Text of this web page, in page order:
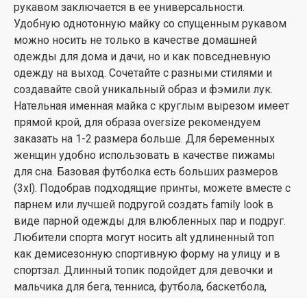
рукавом заключается в ее универсальности.
Удобную однотонную майку со спущенным рукавом
можно носить не только в качестве домашней
одежды для дома и дачи, но и как повседневную
одежду на выход. Сочетайте с разными стилями и
создавайте свой уникальный образ и фэмили лук.
Нательная именная майка с круглым вырезом имеет
прямой крой, для образа oversize рекомендуем
заказать на 1-2 размера больше. Для беременных
женщин удобно использовать в качестве пижамы
для сна. Базовая футболка есть больших размеров
(3xl). Подобрав подходящие принты, можете вместе с
парнем или лучшей подругой создать family look в
виде парной одежды для влюбленных пар и подруг.
Любители спорта могут носить alt удлиненный топ
как демисезонную спортивную форму на улицу и в
спортзал. Длинный топик подойдет для девочки и
мальчика для бега, тенниса, футбола, баскетбола,